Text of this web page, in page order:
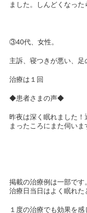
ました。しんどくなった
③40代、女性。
主訴、寝つきが悪い、足
治療は１回
◆患者さまの声◆
昨夜は深く眠れました
まったころにまた伺いま
掲載の治療例は一部で
治療日当日はよく眠れた
１度の治療でも効果を